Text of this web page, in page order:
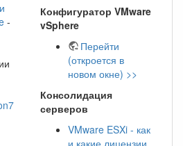
Конфигуратор VMware
vSphere
Перейти
(откроется в
новом окне) >>
Консолидация
серверов
VMware ESXi - как
-